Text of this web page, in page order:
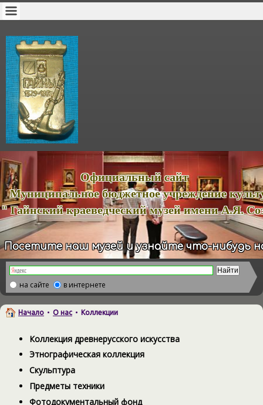
сайт
бюджетное учреждение
краеведческий музей имени А.Я.
Посетите наш музей и узнайте что-нибудь
на сайте в интернете
Начало • О нас • Коллекции
Коллекция древнерусского искусства
Этнографическая коллекция
Скульптура
Предметы техники
Фотодокументальный фонд